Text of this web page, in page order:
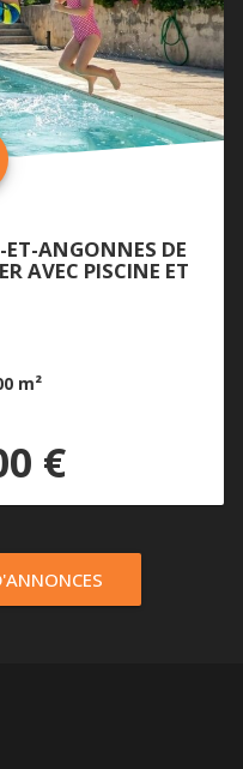
ANGONNES DE
AVEC PISCINE ET
m²
€